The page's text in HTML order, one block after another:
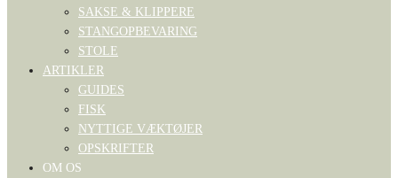
SAKSE & KLIPPERE
STANGOPBEVARING
STOLE
ARTIKLER
GUIDES
FISK
NYTTIGE VÆKTØJER
OPSKRIFTER
OM OS